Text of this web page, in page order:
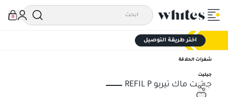
0
اختر طريقة التوصيل
شفرات الحلاقة
جيليت
جيليت ماك تيربو REFIL P